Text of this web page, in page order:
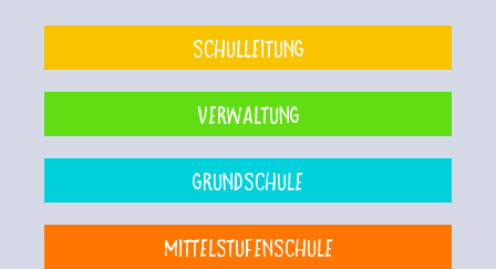
Schulleitung
Verwaltung
Grundschule
Mittelstufenschule